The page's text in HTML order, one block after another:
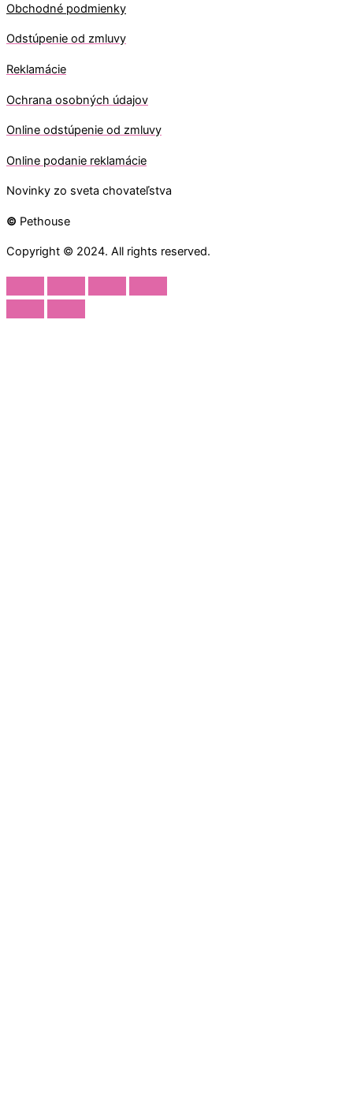
Obchodné podmienky
Odstúpenie od zmluvy
Reklamácie
Ochrana osobných údajov
Online odstúpenie od zmluvy
Online podanie reklamácie
Novinky zo sveta chovateľstva
© Pethouse
Copyright © 2024. All rights reserved.